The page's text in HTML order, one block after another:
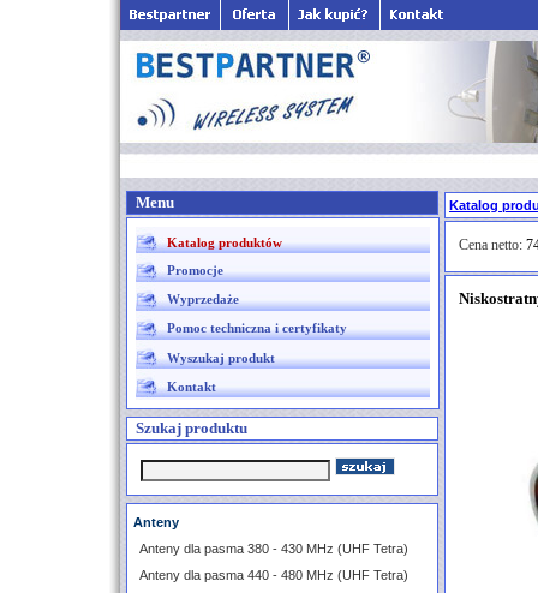
Menu
Katalog produktów
Promocje
Wyprzedaże
Pomoc techniczna i certyfikaty
Wyszukaj produkt
Kontakt
Szukaj produktu
Anteny
Anteny dla pasma 380 - 430 MHz (UHF Tetra)
Anteny dla pasma 440 - 480 MHz (UHF Tetra)
Katalog
Cena netto: